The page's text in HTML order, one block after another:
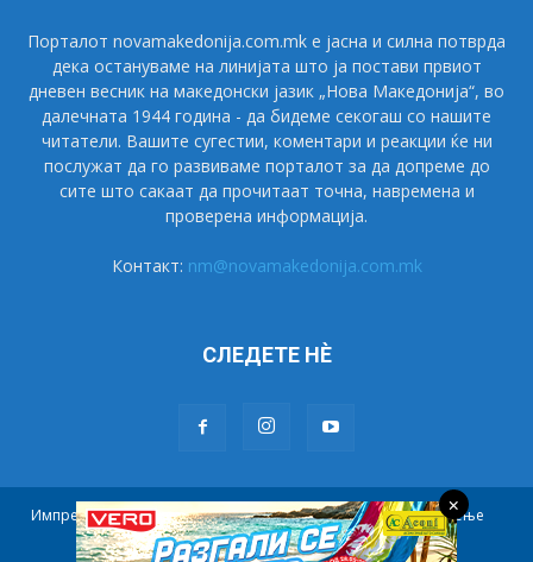
Порталот novamakedonija.com.mk е јасна и силна потврда
дека остануваме на линијата што ја постави првиот
дневен весник на македонски јазик „Нова Македонија“, во
далечната 1944 година - да бидеме секогаш со нашите
читатели. Вашите сугестии, коментари и реакции ќе ни
послужат да го развиваме порталот за да допреме до
сите што сакаат да прочитаат точна, навремена и
проверена информација.
Контакт: nm@novamakedonija.com.mk
СЛЕДЕТЕ НÈ
Импресум Маркетинг Претплата
Правила на користење
Контакт
×